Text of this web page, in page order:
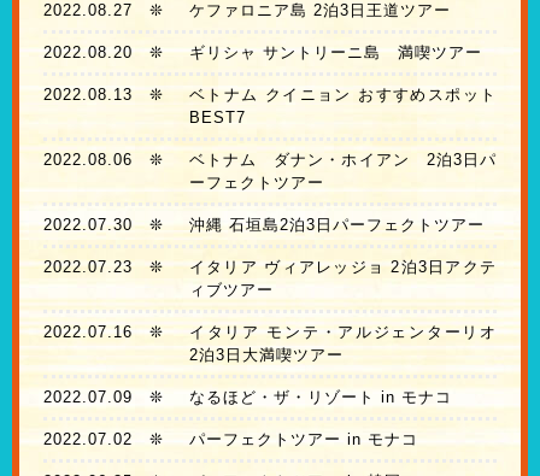
2022.08.27 ❊ ケファロニア島 2泊3日王道ツアー
2022.08.20❊ ギリシャ サントリーニ島 満喫ツアー
2022.08.13 ❊
ベトナム クイニョン おすすめスポット
BEST7
2022.08.06 ❊
ベトナム ダナン・ホイアン 2泊3日パ
ーフェクトツアー
2022.07.30 ❊ 沖縄 石垣島2泊3日パーフェクトツアー
2022.07.23❊
イタリア ヴィアレッジョ 2泊3日アクテ
ィブツアー
2022.07.16❊
イタリア モンテ・アルジェンターリオ
2泊3日大満喫ツアー
2022.07.09 ❊ なるほど・ザ・リゾート in モナコ
2022.07.02 ❊ パーフェクトツアー in モナコ